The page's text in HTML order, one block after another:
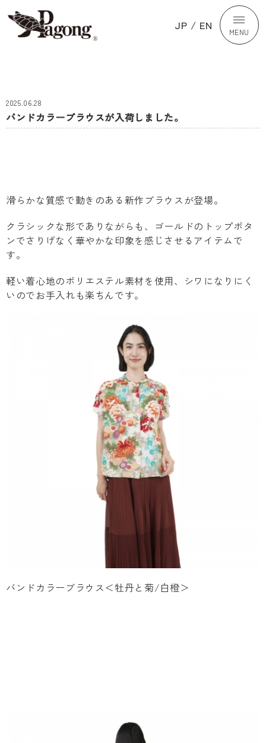
JP / EN MENU
2025.06.28
バンドカラーブラウスが入荷しました。
滑らかな質感で動きのある新作ブラウスが登場。
クラシックな形でありながらも、ゴールドのトップボタ
ンでさりげなく華やかな印象を感じさせるアイテムで
す。
軽い着心地のポリエステル素材を使用、シワになりにく
いのでお手入れも楽ちんです。
バンドカラーブラウス＜牡丹と菊/白橙＞